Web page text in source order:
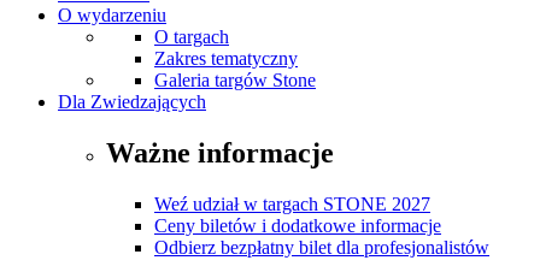
O wydarzeniu
O targach
Zakres tematyczny
Galeria targów Stone
Dla Zwiedzających
Ważne informacje
Weź udział w targach STONE 2027
Ceny biletów i dodatkowe informacje
Odbierz bezpłatny bilet dla profesjonalistów